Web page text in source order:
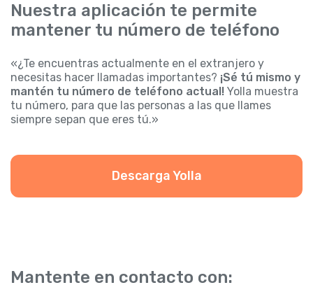
Nuestra aplicación te permite
mantener tu número de teléfono
«¿Te encuentras actualmente en el extranjero y
necesitas hacer llamadas importantes? ¡Sé tú mismo y
mantén tu número de teléfono actual! Yolla muestra
tu número, para que las personas a las que llames
siempre sepan que eres tú.»
Descarga Yolla
Mantente en contacto con: